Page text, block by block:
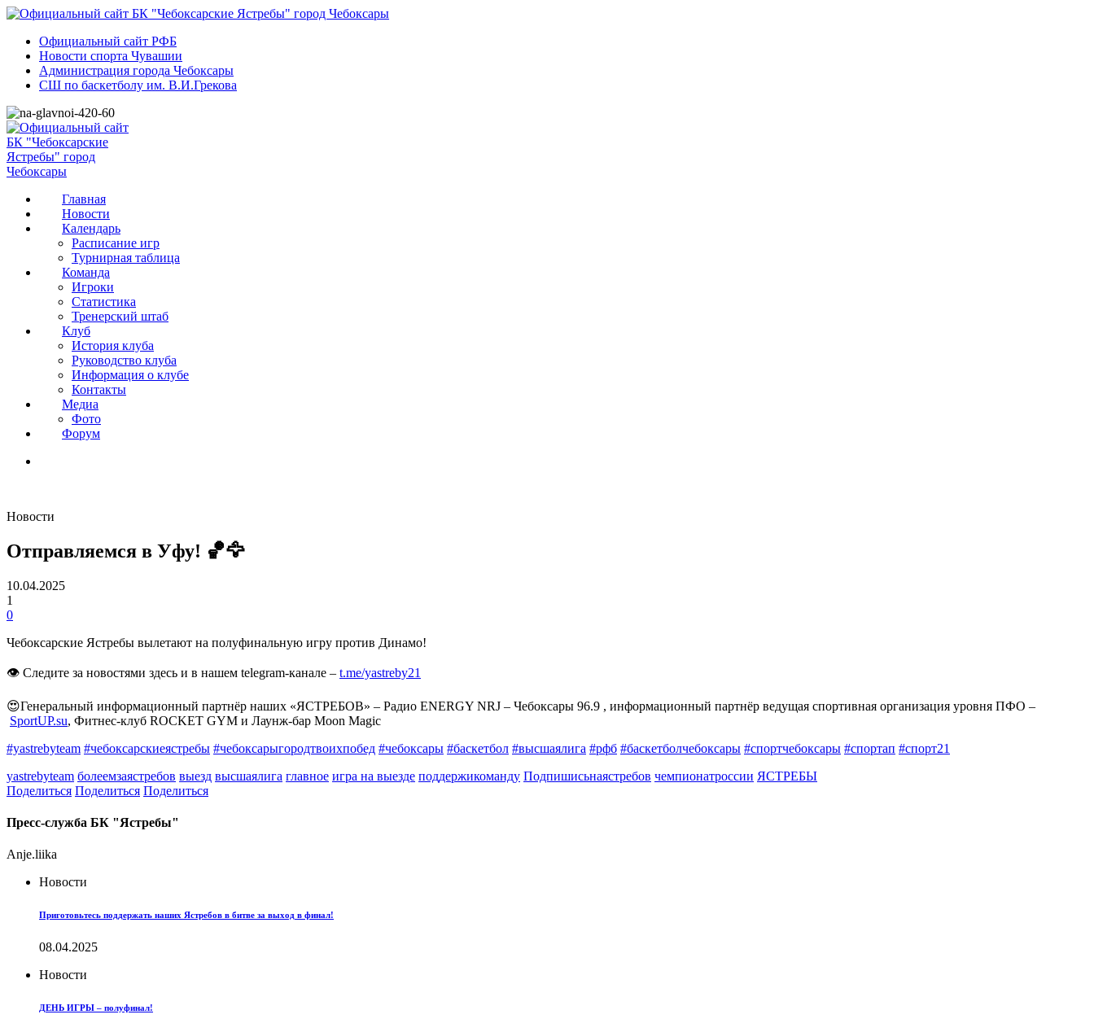
Официальный сайт РФБ
Новости спорта Чувашии
Администрация города Чебоксары
СШ по баскетболу им. В.И.Грекова
Главная
Новости
Календарь
Расписание игр
Турнирная таблица
Команда
Игроки
Статистика
Тренерский штаб
Клуб
История клуба
Руководство клуба
Информация о клубе
Контакты
Медиа
Фото
Форум
Новости
Отправляемся в Уфу! 🏀🦅
10.04.2025
1
0
Чебоксарские Ястребы вылетают на полуфинальную игру против Динамо!
👁 Следите за новостями здесь и в нашем telegram-канале – t.me/yastreby21
😍Генеральный информационный партнёр наших «ЯСТРЕБОВ» – Радио ENERGY NRJ – Чебоксары 96.9 , информационный партнёр ведущая спортивная организация уровня ПФО –
SportUP.su, Фитнес-клуб ROCKET GYM и Лаунж-бар Moon Magic
#yastrebyteam #чебоксарскиеястребы #чебоксарыгородтвоихпобед #чебоксары #баскетбол #высшаялига #рфб #баскетболчебоксары #спортчебоксары #спортап #спорт21
yastrebyteam болеемзаястребов выезд высшаялига главное игра на выезде поддержикоманду Подпишисьнаястребов чемпионатроссии ЯСТРЕБЫ
Поделиться Поделиться Поделиться
Пресс-служба БК "Ястребы"
Anje.liika
Новости
Приготовьтесь поддержать наших Ястребов в битве за выход в финал!
08.04.2025
Новости
ДЕНЬ ИГРЫ – полуфинал!